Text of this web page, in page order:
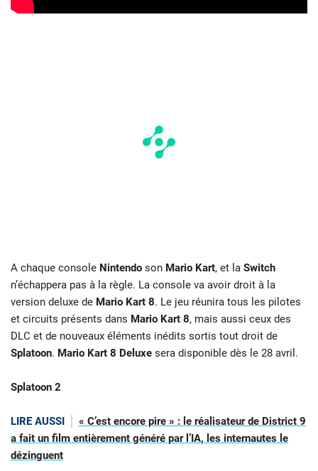
A chaque console Nintendo son Mario Kart, et la Switch
n’échappera pas à la règle. La console va avoir droit à la
version deluxe de Mario Kart 8. Le jeu réunira tous les pilotes
et circuits présents dans Mario Kart 8, mais aussi ceux des
DLC et de nouveaux éléments inédits sortis tout droit de
Splatoon. Mario Kart 8 Deluxe sera disponible dès le 28 avril.
Splatoon 2
LIRE AUSSI
« C’est encore pire » : le réalisateur de District 9
a fait un film entièrement généré par l’IA, les internautes le
dézinguent